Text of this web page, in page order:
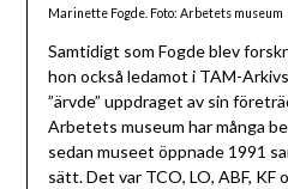
Marinette Fogde. Foto: Arbetets museum
Samtidigt som Fogde blev
hon också ledamot i TAM-
”ärvde” uppdraget av sin
Arbetets museum har många
sedan museet öppnade 1991
sätt. Det var TCO, LO, ABF, KF